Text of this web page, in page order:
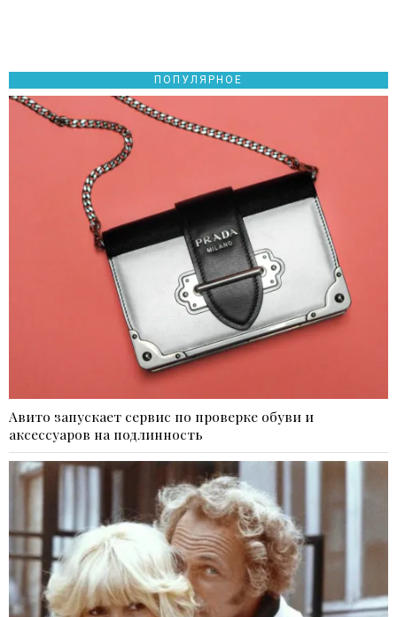
ПОПУЛЯРНОЕ
Авито запускает сервис по проверке обуви и
аксессуаров на подлинность